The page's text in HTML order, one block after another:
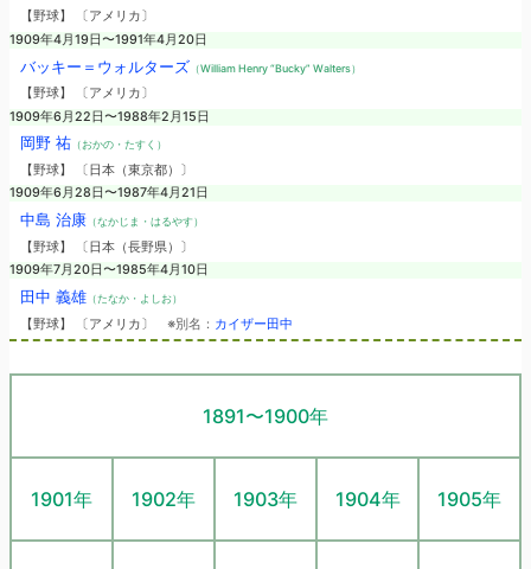
【野球】 〔アメリカ〕
1909年4月19日〜1991年4月20日
バッキー＝ウォルターズ （William Henry “Bucky” Walters）
【野球】 〔アメリカ〕
1909年6月22日〜1988年2月15日
岡野 祐（おかの・たすく）
【野球】 〔日本（東京都）〕
1909年6月28日〜1987年4月21日
中島 治康（なかじま・はるやす）
【野球】 〔日本（長野県）〕
1909年7月20日〜1985年4月10日
田中 義雄（たなか・よしお）
【野球】 〔アメリカ〕 ※別名： カイザー田中
1891〜1900年
1901年 1902年 1903年 1904年 1905年